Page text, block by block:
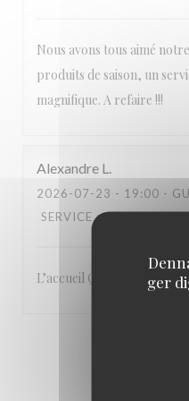
ger
Nous avons tous aimé
produits de saison, un
magnifique. A refaire !!!
Alexandre L
2026-07-23 - 19:00 -
SERVICE: 5/5
L’accueil Qualité du service